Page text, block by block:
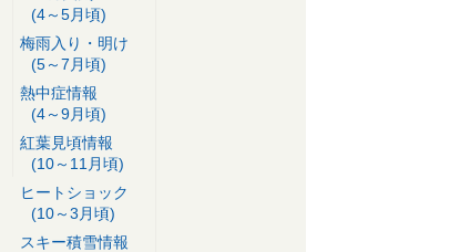
(4～5月頃)
梅雨入り・明け
(5～7月頃)
熱中症情報
(4～9月頃)
紅葉見頃情報
(10～11月頃)
ヒートショック
(10～3月頃)
スキー積雪情報